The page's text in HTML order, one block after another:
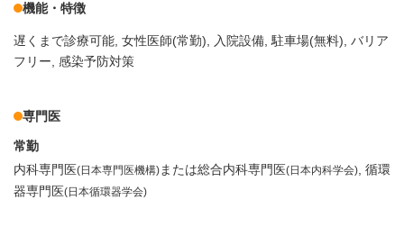
機能・特徴
遅くまで診療可能 女性医師(常勤) 入院設備 駐車場(無料) バリア
フリー 感染予防対策
専門医
常勤
内科専門医(日本専門医機構)または総合内科専門医(日本内科学会) 循環
器専門医(日本循環器学会)